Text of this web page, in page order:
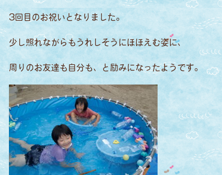
3回目のお祝いとなりました。
少し照れながらもうれしそうにほほえむ姿に、
周りのお友達も自分も、と励みになったようです。